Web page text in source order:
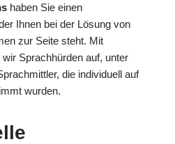
haben Sie einen
Ihnen bei der Lösung von
zur Seite steht. Mit
Sprachhürden auf, unter
die individuell auf
wurden.